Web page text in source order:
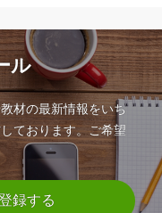
ル
材の最新情報をいち
ております。ご希望
録する